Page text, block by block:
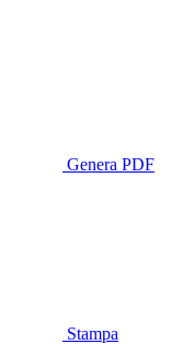
Genera PDF
Stampa